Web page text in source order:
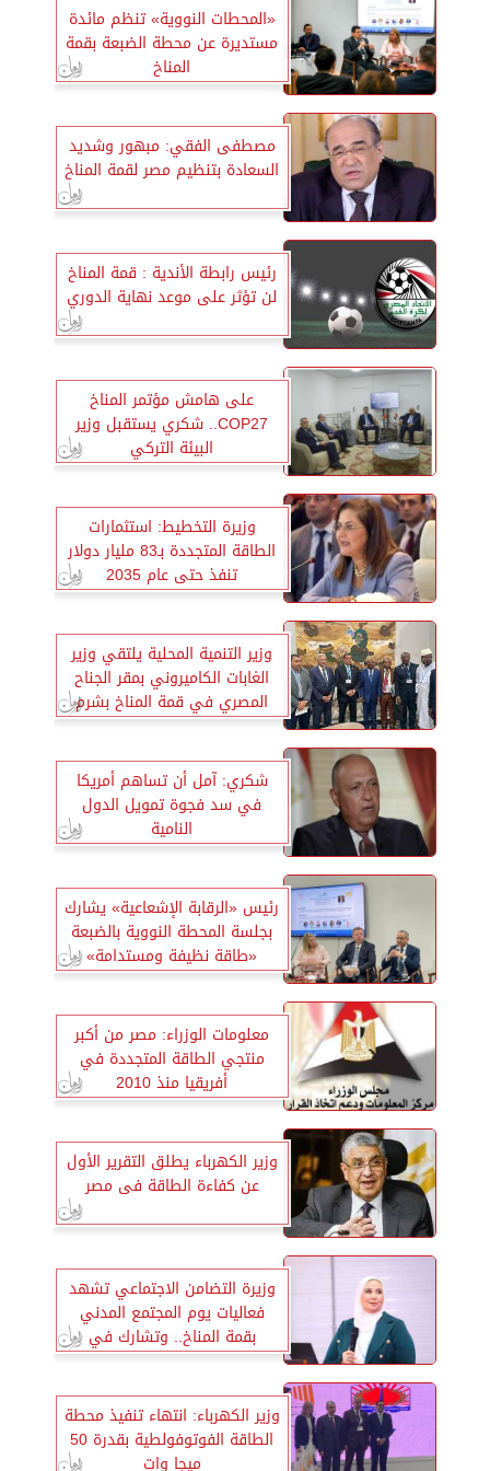
«المحطات النووية» تنظم مائدة
مستديرة عن محطة الضبعة بقمة
المناخ
مصطفى الفقي: مبهور وشديد
السعادة بتنظيم مصر لقمة المناخ
رئيس رابطة الأندية : قمة المناخ
لن تؤثر على موعد نهاية الدوري
على هامش مؤتمر المناخ
COP27.. شكري يستقبل وزير
البيئة التركي
وزيرة التخطيط: استثمارات
الطاقة المتجددة بـ83 مليار دولار
تنفذ حتى عام 2035
وزير التنمية المحلية يلتقي وزير
الغابات الكاميروني بمقر الجناح
المصري في قمة المناخ بشرم
الشيخ
شكري: آمل أن تساهم أمريكا
في سد فجوة تمويل الدول
النامية
رئيس «الرقابة الإشعاعية» يشارك
بجلسة المحطة النووية بالضبعة
«طاقة نظيفة ومستدامة»
معلومات الوزراء: مصر من أكبر
منتجي الطاقة المتجددة في
أفريقيا منذ 2010
وزير الكهرباء يطلق التقرير الأول
عن كفاءة الطاقة فى مصر
وزيرة التضامن الاجتماعي تشهد
فعاليات يوم المجتمع المدني
بقمة المناخ.. وتشارك في
الجلسة الافتتاحية
وزير الكهرباء: انتهاء تنفيذ محطة
الطاقة الفوتوفولطية بقدرة 50
ميجا وات